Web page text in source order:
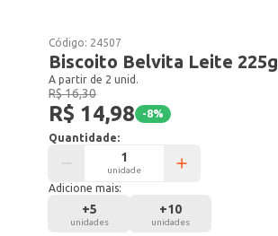
Código: 24507
Biscoito Belvita Leite 225g
A partir de 2 unid.
R$ 16,30
R$ 14,98 -8%
Quantidade:
unidade
Adicione mais:
+5
unidades
+10
unidades